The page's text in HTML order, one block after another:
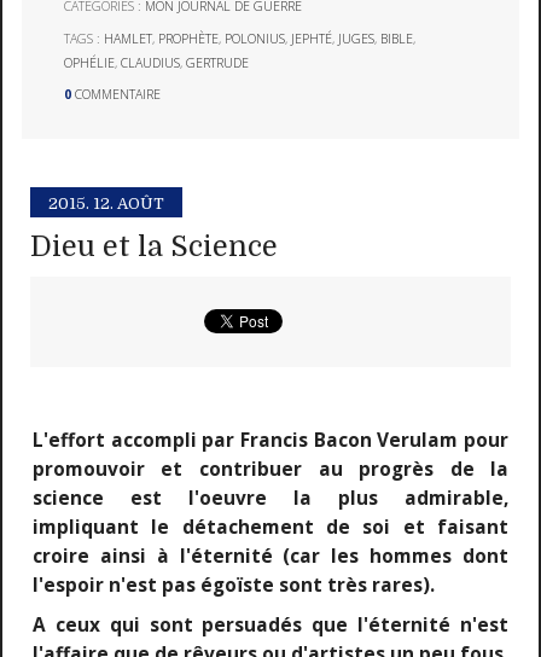
CATÉGORIES : MON JOURNAL DE GUERRE
TAGS : HAMLET, PROPHÈTE, POLONIUS, JEPHTÉ, JUGES, BIBLE,
OPHÉLIE,CLAUDIUS,GERTRUDE
0 COMMENTAIRE
2015. 12. AOÛT
Dieu et la Science
L'effort accompli par Francis Bacon Verulam pour
promouvoir et contribuer au progrès de la
science est l'oeuvre la plus admirable,
impliquant le détachement de soi et faisant
croire ainsi à l'éternité (car les hommes dont
l'espoir n'est pas égoïste sont très rares).
A ceux qui sont persuadés que l'éternité n'est